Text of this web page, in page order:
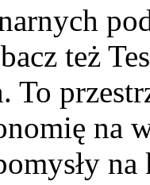
też
To
na